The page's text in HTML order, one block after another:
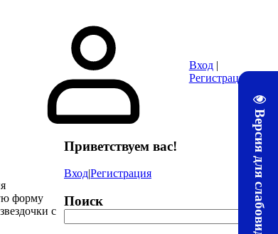
Версия для слабовидящих
Методические материалы ЛТЖТ
Вход|
Регистрация
форму
с
Приветствуем вас!
Вход|Регистрация
Поиск